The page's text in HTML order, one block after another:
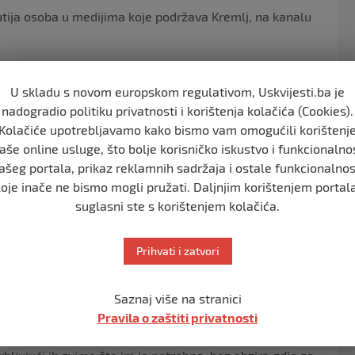
osoba u medijima koje podržava Kremlj, na kanalu
poslova, podijelio je jedan isječak na
i da je ona krvoločna.
rat, a veze između Washingtona i Moskve
piše Newsweek.
na napade na SAD i zapdane države zbog
vojne ciljeve u zemljama NATO-a kao odgovor na
da koristi donirano oružje za napad na ciljeve
štete ljudstvu i opremi NATO trupa
U skladu s novom europskom regulativom, Uskvijesti.ba je
nadogradio politiku privatnosti i korištenja kolačića (Cookies).
Kolačiće upotrebljavamo kako bismo vam omogućili korištenje
online usluge, što bolje korisničko iskustvo i
portala, prikaz reklamnih sadržaja i ostale
inače ne bismo mogli pružati. Daljnjim korištenjem
suglasni ste s korištenjem kolačića.
Prihvati i zatvori
Saznaj više na stranici
Pravila o zaštiti privatnosti